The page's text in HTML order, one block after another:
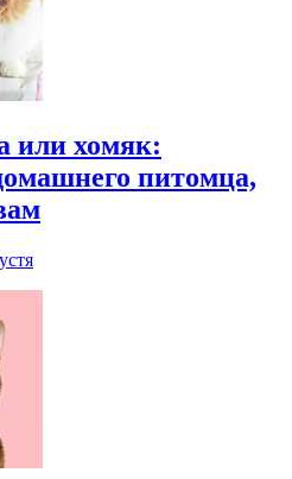
или хомяк:
питомца,